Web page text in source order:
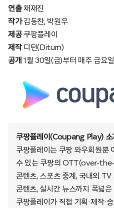
연출채재진
작가김동찬, 박원우
제공쿠팡플레이
제작디턴(Diturn)
공개 1월 30일(금)부터 매주 금요
쿠팡플레이(Coupang Play) 소
쿠팡플레이는 쿠팡 와우회원뿐
수 있는 쿠팡의 OTT(over-
콘텐츠, 스포츠 중계, 국내외
콘텐츠, 실시간 뉴스까지 폭넓
쿠팡플레이가 직접 기획·제작·